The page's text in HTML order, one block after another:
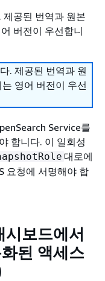
공된 번역과 원본
버전이 우선합니
. 제공된 번역과 원
영어 버전이 우선
Service를
합니다. 이 일회성
대로에
요청에 서명해야 합
보드에서
된 액세스